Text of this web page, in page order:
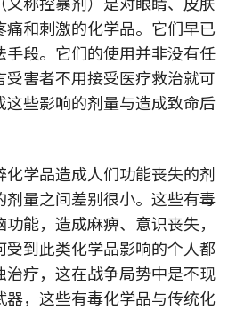
和刺激的化学品。它们早已
段。它们的使用并非没有任
害者不用接受医疗救治就可
这些影响的剂量与造成致命后
学品造成人们功能丧失的剂
剂量之间差别很小。这些有毒
能，造成麻痹、意识丧失，
到此类化学品影响的个人都
治疗，这在战争局势中是不现
器，这些有毒化学品与传统化